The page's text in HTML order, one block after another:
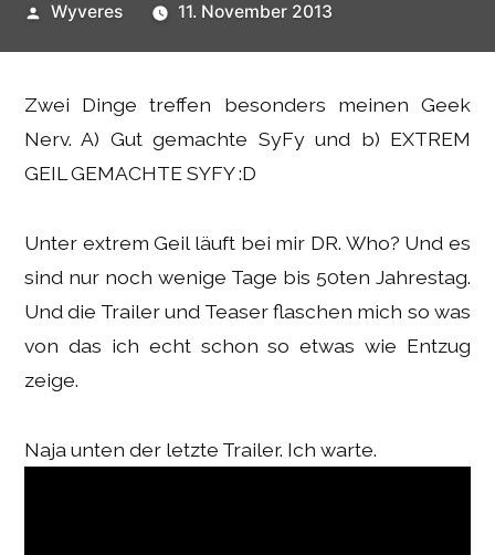
Veröffentlicht
Wyveres 11. November 2013
Zwei Dinge treffen besonders meinen Geek
Nerv. A) Gut gemachte SyFy und b) EXTREM
GEIL GEMACHTE SYFY :D
Unter extrem Geil läuft bei mir DR. Who? Und es
sind nur noch wenige Tage bis 50ten Jahrestag.
Und die Trailer und Teaser flaschen mich so was
von das ich echt schon so etwas wie Entzug
zeige.
Naja unten der letzte Trailer. Ich warte.